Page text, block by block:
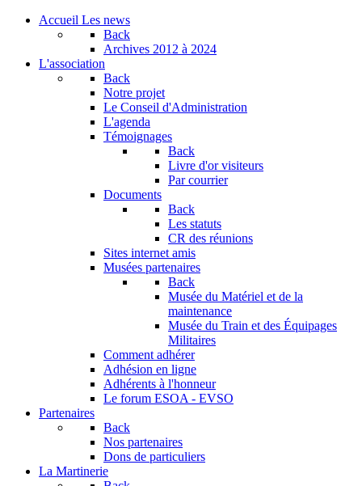
Accueil Les news
Back
Archives 2012 à 2024
L'association
Back
Notre projet
Le Conseil d'Administration
L'agenda
Témoignages
Back
Livre d'or visiteurs
Par courrier
Documents
Back
Les statuts
CR des réunions
Sites internet amis
Musées partenaires
Back
Musée du Matériel et de la
maintenance
Musée du Train et des Équipages
Militaires
Comment adhérer
Adhésion en ligne
Adhérents à l'honneur
Le forum ESOA - EVSO
Partenaires
Back
Nos partenaires
Dons de particuliers
La Martinerie